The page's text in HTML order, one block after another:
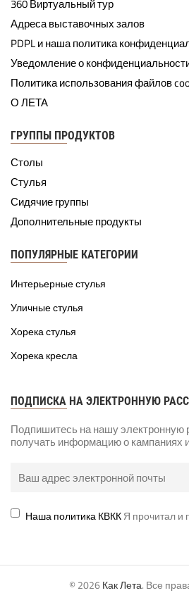
360 Виртуальный тур
Адреса выставочных залов
PDPL и наша политика
Уведомление о
Политика использования файлов
О ЛЕТА
ГРУППЫ ПРОДУКТОВ
Столы
Стулья
Сидячие группы
Дополнительные продукты
ПОПУЛЯРНЫЕ КАТЕГОРИИ
Интерьерные стулья
Уличные стулья
Хорека стулья
Хорека кресла
ПОДПИСКА НА ЭЛЕКТРОННУЮ
Подпишитесь на нашу электронную
получать информацию о кампаниях
Наша политика КВККЯ прочитал и
© 2026 Как Лета. Все